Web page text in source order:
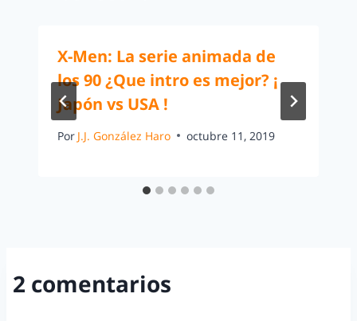
X-Men: La serie animada de
los 90 ¿Que intro es mejor? ¡
Japón vs USA !
Por J.J. González Haro octubre 11, 2019
2 comentarios